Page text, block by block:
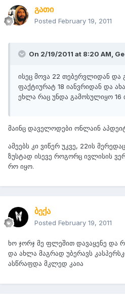
გათი
Posted February 19, 2011
On 2/19/2011 at 8:20 AM,
ისეც მოვა 22 თებერვლიდან და
ფაქტიურატ 18 იანვრიდან და
ეხლა რაც უნდა გამოსულიყო 16
მაინც დაველოდები ონლაინ
ამეებს კი ვიწერ უკვე, 22ის
ზუსტად ისევე როგორც ივლისის
რო იყო.
ბექა
Posted February 19, 2011
ხო ჯორჯ მე ფლეშით დავაყენე და
და ახლა მაგრად უბერავს
ასწრაფდა მკლედ კაია